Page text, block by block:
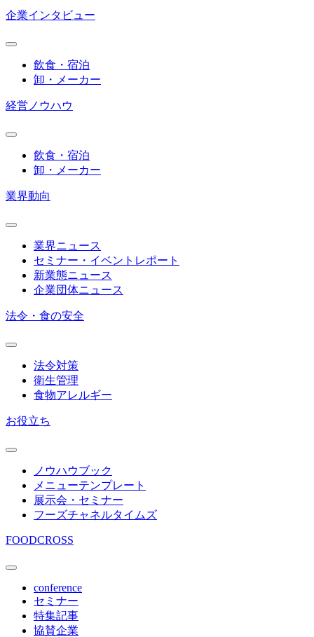
企業インタビュー
飲食・宿泊
卸・メーカー
経営ノウハウ
飲食・宿泊
卸・メーカー
業界動向
業界ニュース
セミナー・イベントレポート
新業態ニュース
企業団体ニュース
法令・食の安全
法令対策
衛生管理
食物アレルギー
お役立ち
ノウハウブック
メニューテンプレート
展示会・セミナー
フーズチャネルタイムズ
FOODCROSS
conference
セミナー
特集記事
協賛企業